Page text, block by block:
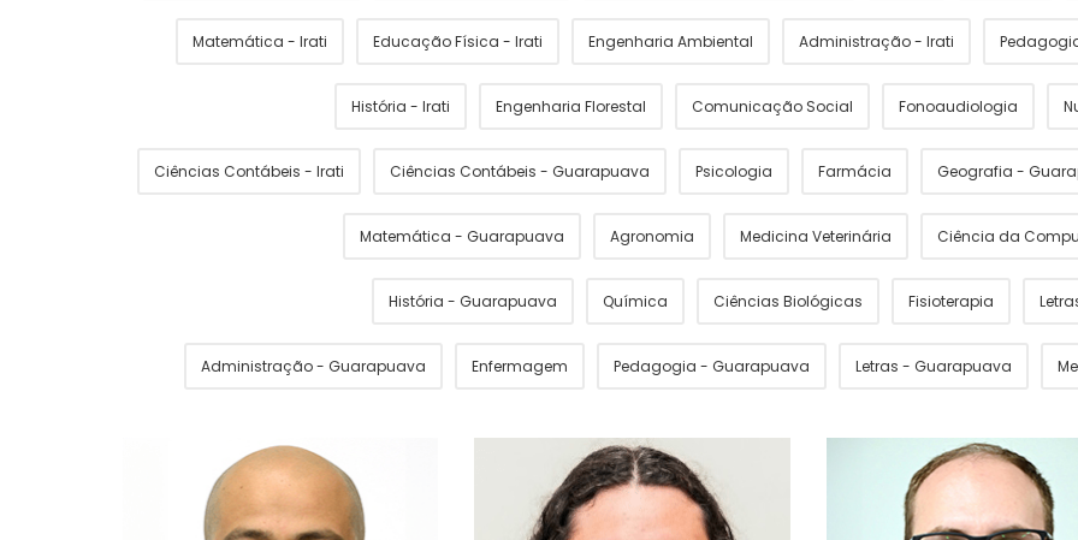
Matemática - Irati Educação Física - Irati Engenharia Ambiental Administração - Irati
História - Irati Engenharia Florestal Comunicação Social Fonoaudiologia
Ciências Contábeis - Irati Ciências Contábeis - Guarapuava Psicologia Farmácia Geografia -
Matemática - Guarapuava Agronomia Medicina Veterinária Ciência da
História - Guarapuava Química Ciências Biológicas Fisioterapia
Administração - Guarapuava Enfermagem Pedagogia - Guarapuava Letras - Guarapuava